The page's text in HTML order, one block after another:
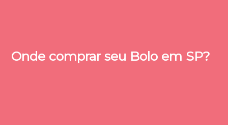
Onde comprar seu Bolo em SP?